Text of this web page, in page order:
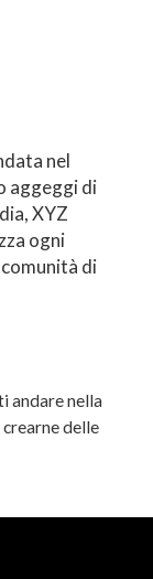
nel
aggeggi di
XYZ
ogni
di
andare nella
delle